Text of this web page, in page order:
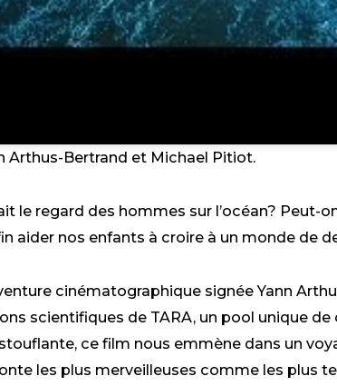
Arthus-Bertrand et Michael Pitiot.
le regard des hommes sur l’océan?
aider nos enfants à croire à un monde de
cinématographique signée Yann
scientifiques de TARA, un pool unique
ce film nous emmène dans un
les plus merveilleuses comme les plus